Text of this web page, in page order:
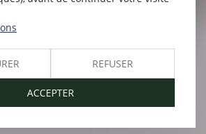
93 34 Nous contacter
REFUSER
ACCEPTER